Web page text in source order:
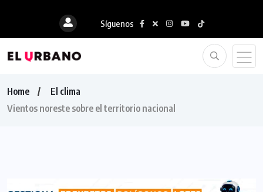
Síguenos
Home
El clima
Vientos noreste sobre el territorio nacional